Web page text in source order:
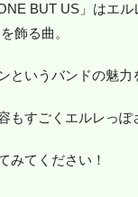
BUT US」はエ
飾る曲。
というバンドの魅力
もすごくエルレっぽ
みてください！